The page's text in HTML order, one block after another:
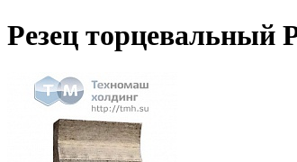
Резец торцевальный